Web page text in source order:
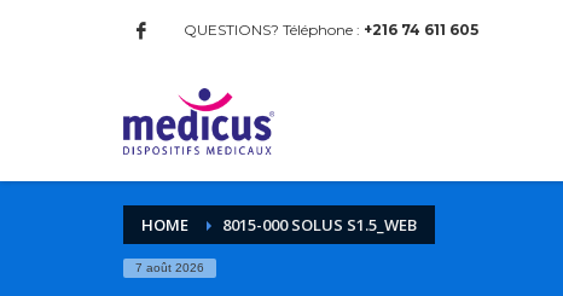
QUESTIONS? Téléphone : +216 74 611 605
HOME 8015-000 SOLUS S1.5_WEB
7 août 2026